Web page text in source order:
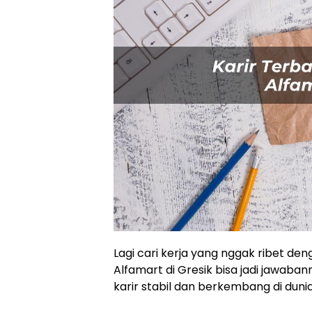
Lagi cari kerja yang nggak ribet
Alfamart di Gresik bisa jadi
karir stabil dan berkembang di